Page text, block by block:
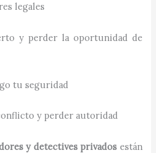
legales
y perder la oportunidad de
tu seguridad
y perder autoridad
y detectives privados están